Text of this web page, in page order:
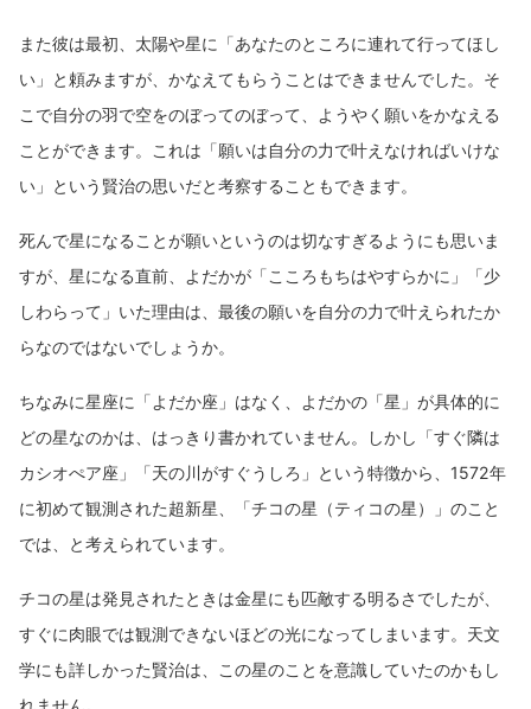
また彼は最初、太陽や星に「あなたのところに連れて行ってほし
い」と頼みますが、かなえてもらうことはできませんでした。そ
こで自分の羽で空をのぼってのぼって、ようやく願いをかなえる
ことができます。これは「願いは自分の力で叶えなければいけな
い」という賢治の思いだと考察することもできます。
死んで星になることが願いというのは切なすぎるようにも思いま
すが、星になる直前、よだかが「こころもちはやすらかに」「少
しわらって」いた理由は、最後の願いを自分の力で叶えられたか
らなのではないでしょうか。
ちなみに星座に「よだか座」はなく、よだかの「星」が具体的に
どの星なのかは、はっきり書かれていません。しかし「すぐ隣は
カシオぺア座」「天の川がすぐうしろ」という特徴から、1572年
に初めて観測された超新星、「チコの星（ティコの星）」のこと
では、と考えられています。
チコの星は発見されたときは金星にも匹敵する明るさでしたが、
すぐに肉眼では観測できないほどの光になってしまいます。天文
学にも詳しかった賢治は、この星のことを意識していたのかもし
れません。